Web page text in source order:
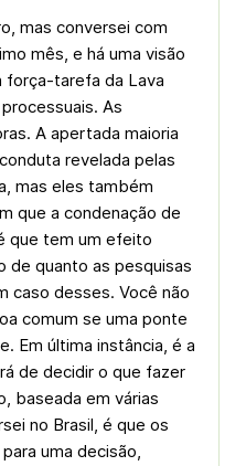
mas conversei com
mês, e há uma visão
força-tarefa da Lava
As
A apertada maioria
revelada pelas
mas eles também
que a condenação de
que tem um efeito
de quanto as pesquisas
caso desses. Você não
comum se uma ponte
Em última instância, é a
de decidir o que fazer
baseada em várias
no Brasil, é que os
uma decisão,